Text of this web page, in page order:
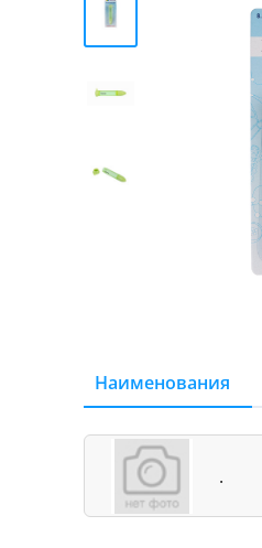
Наименования
.